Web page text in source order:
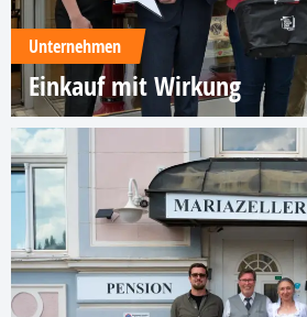
Unternehmen
Einkauf mit Wirkung